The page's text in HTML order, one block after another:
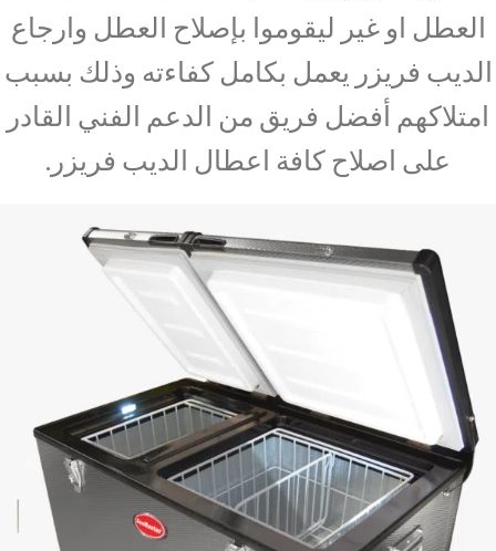
العطل او غير ليقوموا بإصلاح العطل وارجاع
الديب فريزر يعمل بكامل كفاءته وذلك بسبب
امتلاكهم أفضل فريق من الدعم الفني القادر
على اصلاح كافة اعطال الديب فريزر.